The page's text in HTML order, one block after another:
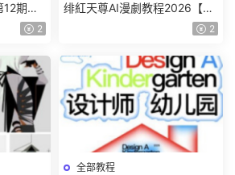
期角
有視
2
绯紅天尊AI漫劇教程2026【畫
2
全部教程